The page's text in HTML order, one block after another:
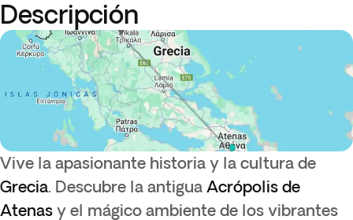
Descripción
Vive la apasionante historia y la cultura de
Grecia. Descubre la antigua Acrópolis de
Atenas y el mágico ambiente de los vibrantes